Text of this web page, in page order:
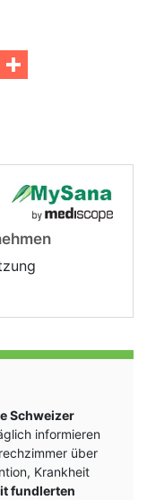
Schweizer
informieren
über
Krankheit
fundlerten